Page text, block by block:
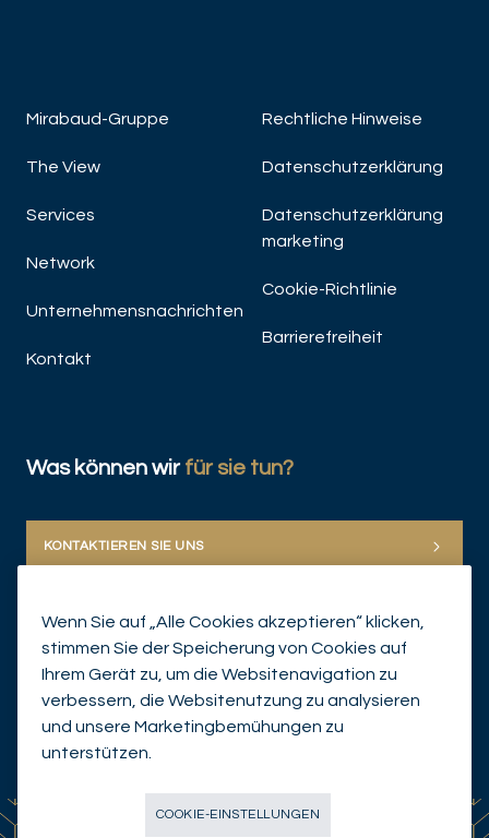
Mirabaud-Gruppe
The View
Services
Network
Unternehmensnachrichten
Kontakt
Rechtliche Hinweise
Datenschutzerklärung
Datenschutzerklärung
marketing
Cookie-Richtlinie
Barrierefreiheit
Was können wir für sie tun?
KONTAKTIEREN SIE UNS
Wenn Sie auf „Alle Cookies akzeptieren“ klicken,
stimmen Sie der Speicherung von Cookies auf
Ihrem Gerät zu, um die Websitenavigation zu
verbessern, die Websitenutzung zu analysieren
und unsere Marketingbemühungen zu
unterstützen.
COOKIE-EINSTELLUNGEN